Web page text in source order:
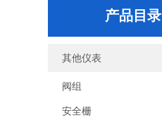
产品目录
其他仪表
阀组
安全栅